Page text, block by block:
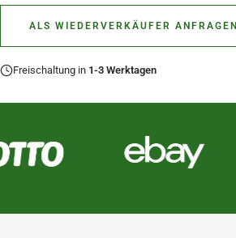
ALS WIEDERVERKÄUFER ANFRAGEN
Freischaltung in1-3 Werktagen